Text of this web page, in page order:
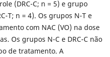
(DRC-C; n = 5) e grupo
T; n = 4). Os grupos N-T e
com NAC (VO) na dose
Os grupos N-C e DRC-C não
de tratamento. A